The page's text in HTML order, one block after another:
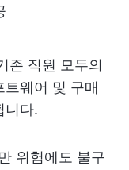
존 직원 모두의
웨어 및 구매
니다.
위험에도 불구